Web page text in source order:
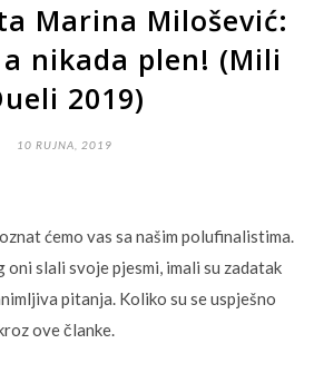
Marina Milošević:
nikada plen! (Mili
2019)
10 RUJNA, 2019
ćemo vas sa našim polufinalistima.
oni slali svoje pjesmi, imali su zadatak
pitanja. Koliko su se uspješno
ove članke.